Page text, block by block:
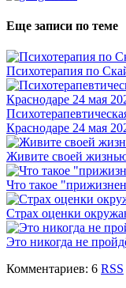
Еще записи по теме
Психотерапия по
Краснодаре 24 мая
Живите своей
Что такое
Страх оценки
Это никогда не
Комментариев: 6 RSS